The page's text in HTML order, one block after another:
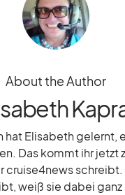
About the Author
hat Elisabeth gelernt,
Das kommt ihr jetzt
cruise4news
weiß sie dabei ganz